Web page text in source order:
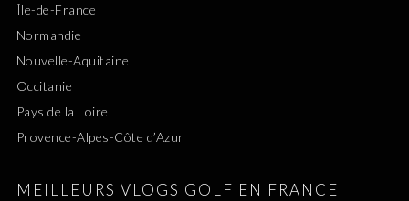
Île-de-France
Normandie
Nouvelle-Aquitaine
Occitanie
Pays de la Loire
Provence-Alpes-Côte d’Azur
MEILLEURS VLOGS GOLF EN FRANCE